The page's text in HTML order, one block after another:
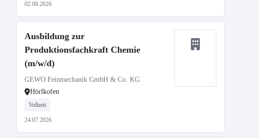
02.08.2026
Ausbildung zur
Produktionsfachkraft Chemie
(m/w/d)
GEWO Feinmechanik GmbH & Co. KG
Hörlkofen
Vollzeit
24.07.2026